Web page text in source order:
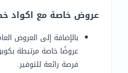
عروض خاصة مع اكواد
بالإضافة إلى العروض
عروضًا خاصة مرتبطة
فرصة رائعة للتوفير.